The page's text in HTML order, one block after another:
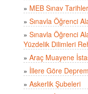
» MEB Sınav
» Sınavla Öğrenci
» Sınavla Öğrenci
Yüzdelik Dilimleri
» Araç Muayene
» İllere Göre
» Askerlik Şubeleri